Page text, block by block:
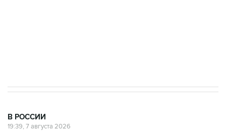
В РОССИИ
19:39, 7 августа 2026